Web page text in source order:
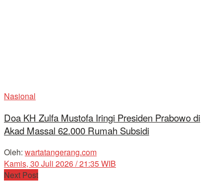
Nasional
Doa KH Zulfa Mustofa Iringi Presiden Prabowo di
Akad Massal 62.000 Rumah Subsidi
Oleh: wartatangerang.com
Kamis, 30 Juli 2026 / 21:35 WIB
Next Post